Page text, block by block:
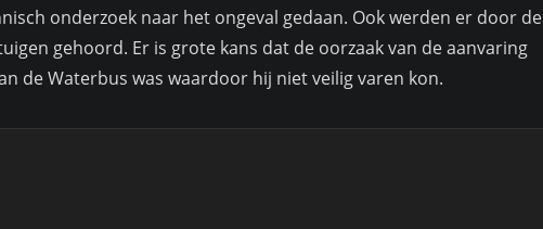
onderzoek naar het ongeval gedaan. Ook werden er door de
gehoord. Er is grote kans dat de oorzaak van de aanvaring
de Waterbus was waardoor hij niet veilig varen kon.